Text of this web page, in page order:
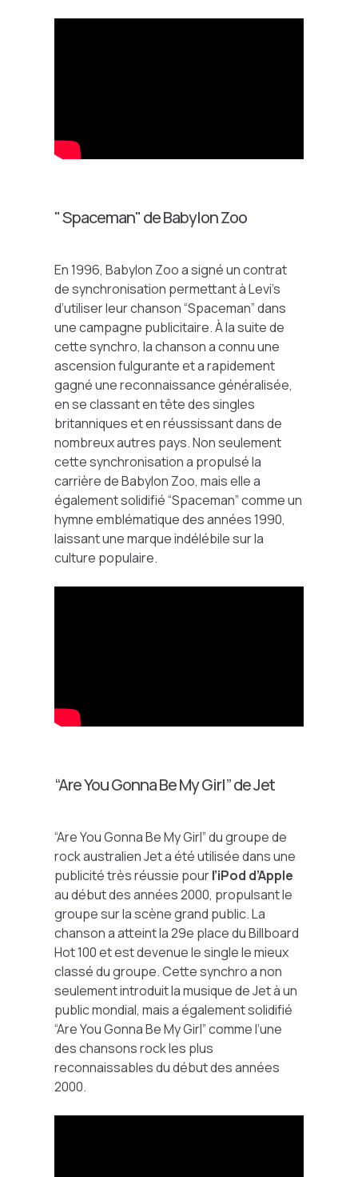
" Spaceman" de Babylon Zoo
En 1996, Babylon Zoo a signé un contrat
de synchronisation permettant à Levi’s
d’utiliser leur chanson “Spaceman” dans
une campagne publicitaire. À la suite de
cette synchro, la chanson a connu une
ascension fulgurante et a rapidement
gagné une reconnaissance généralisée,
en se classant en tête des singles
britanniques et en réussissant dans de
nombreux autres pays. Non seulement
cette synchronisation a propulsé la
carrière de Babylon Zoo, mais elle a
également solidifié “Spaceman” comme un
hymne emblématique des années 1990,
laissant une marque indélébile sur la
culture populaire.
“Are You Gonna Be My Girl” de Jet
“Are You Gonna Be My Girl” du groupe de
rock australien Jet a été utilisée dans une
publicité très réussie pourl’iPod d’Apple
au début des années 2000, propulsant le
groupe sur la scène grand public. La
chanson a atteint la 29e place du Billboard
Hot 100 et est devenue le single le mieux
classé du groupe. Cette synchro a non
seulement introduit la musique de Jet à un
public mondial, mais a également solidifié
“Are You Gonna Be My Girl” comme l’une
des chansons rock les plus
reconnaissables du début des années
2000.